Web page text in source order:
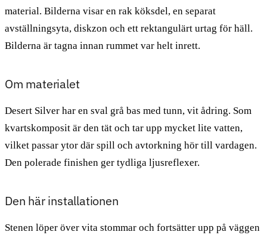
material. Bilderna visar en rak köksdel, en separat
avställningsyta, diskzon och ett rektangulärt urtag för häll.
Bilderna är tagna innan rummet var helt inrett.
Om materialet
Desert Silver har en sval grå bas med tunn, vit ådring. Som
kvartskomposit är den tät och tar upp mycket lite vatten,
vilket passar ytor där spill och avtorkning hör till vardagen.
Den polerade finishen ger tydliga ljusreflexer.
Den här installationen
Stenen löper över vita stommar och fortsätter upp på väggen